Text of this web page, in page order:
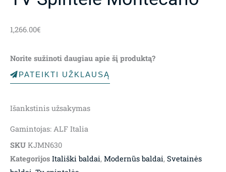
1,266.00€
Norite sužinoti daugiau apie šį produktą?
PATEIKTI UŽKLAUSĄ
Išankstinis užsakymas
Gamintojas: ALF Italia
SKU KJMN630
Kategorijos Itališki baldai, Modernūs baldai, Svetainės